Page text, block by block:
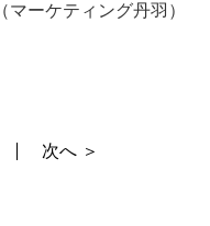
（マーケティング丹羽）
次へ ＞